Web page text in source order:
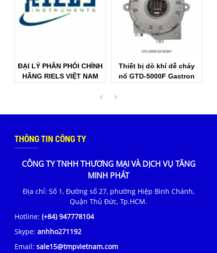
ĐẠI LÝ PHÂN PHỐI CHÍNH
HÃNG RIELS VIỆT NAM
Thiết bị dò khí dễ cháy
nổ GTD-5000F Gastron
THÔNG TIN CÔNG TY
CÔNG TY TNHH THƯƠNG MẠI VÀ DỊCH VỤ TĂNG
MINH PHÁT
Địa chỉ: Số 1, Đường số 27, phường Hiệp Bình Chánh,
Quận Thủ Đức, Tp.HCM.
Hotline: (+84) 947778104
Skype: anhho271192
Email: sale15@tmpvietnam.com